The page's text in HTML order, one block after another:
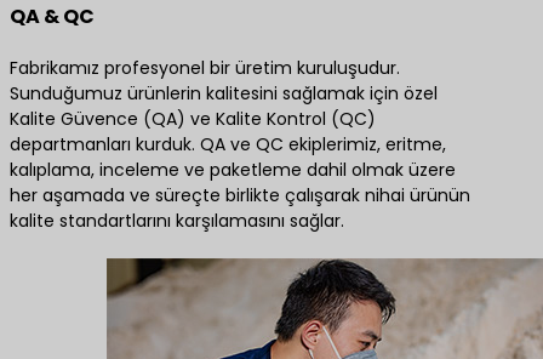
QA & QC
Fabrikamız profesyonel bir üretim kuruluşudur.
Sunduğumuz ürünlerin kalitesini sağlamak için özel
Kalite Güvence (QA) ve Kalite Kontrol (QC)
departmanları kurduk. QA ve QC ekiplerimiz, eritme,
kalıplama, inceleme ve paketleme dahil olmak üzere
her aşamada ve süreçte birlikte çalışarak nihai ürünün
kalite standartlarını karşılamasını sağlar.